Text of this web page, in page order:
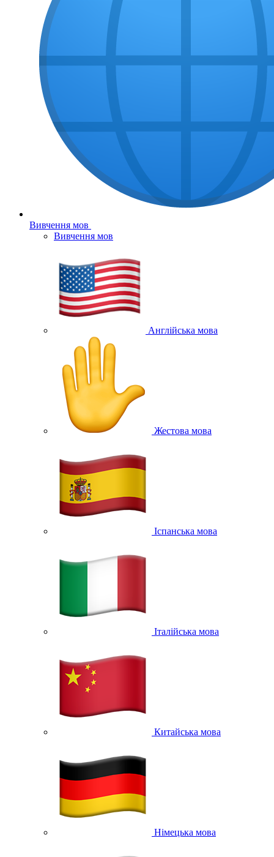
Вивчення мов
Вивчення мов
Англійська мова
Жестова мова
Іспанська мова
Італійська мова
Китайська мова
Німецька мова